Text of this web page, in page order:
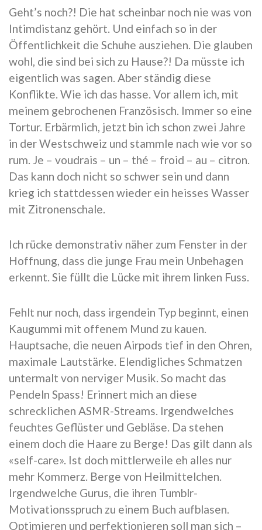
Geht’s noch?! Die hat scheinbar noch nie was von
Intimdistanz gehört. Und einfach so in der
Öffentlichkeit die Schuhe ausziehen. Die glauben
wohl, die sind bei sich zu Hause?! Da müsste ich
eigentlich was sagen. Aber ständig diese
Konflikte. Wie ich das hasse. Vor allem ich, mit
meinem gebrochenen Französisch. Immer so eine
Tortur. Erbärmlich, jetzt bin ich schon zwei Jahre
in der Westschweiz und stammle nach wie vor so
rum. Je – voudrais – un – thé – froid – au – citron.
Das kann doch nicht so schwer sein und dann
krieg ich stattdessen wieder ein heisses Wasser
mit Zitronenschale.
Ich rücke demonstrativ näher zum Fenster in der
Hoffnung, dass die junge Frau mein Unbehagen
erkennt. Sie füllt die Lücke mit ihrem linken Fuss.
Fehlt nur noch, dass irgendein Typ beginnt, einen
Kaugummi mit offenem Mund zu kauen.
Hauptsache, die neuen Airpods tief in den Ohren,
maximale Lautstärke. Elendigliches Schmatzen
untermalt von nerviger Musik. So macht das
Pendeln Spass! Erinnert mich an diese
schrecklichen ASMR-Streams. Irgendwelches
feuchtes Geflüster und Gebläse. Da stehen
einem doch die Haare zu Berge! Das gilt dann als
«self-care». Ist doch mittlerweile eh alles nur
mehr Kommerz. Berge von Heilmittelchen.
Irgendwelche Gurus, die ihren Tumblr-
Motivationsspruch zu einem Buch aufblasen.
Optimieren und perfektionieren soll man sich –